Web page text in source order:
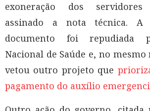
exoneração dos
assinado a nota técnica. A
documento foi repudiada
Nacional de Saúde e, no mesmo
vetou outro projeto que
pagamento do auxílio